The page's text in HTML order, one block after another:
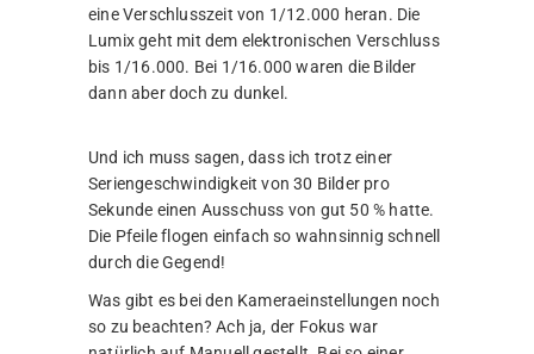
eine Verschlusszeit von 1/12.000 heran. Die
Lumix geht mit dem elektronischen Verschluss
bis 1/16.000. Bei 1/16.000 waren die Bilder
dann aber doch zu dunkel.
Und ich muss sagen, dass ich trotz einer
Seriengeschwindigkeit von 30 Bilder pro
Sekunde einen Ausschuss von gut 50 % hatte.
Die Pfeile flogen einfach so wahnsinnig schnell
durch die Gegend!
Was gibt es bei den Kameraeinstellungen noch
so zu beachten? Ach ja, der Fokus war